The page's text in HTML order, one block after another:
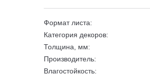
Формат листа:
Категория декоров:
Толщина, мм:
Производитель:
Влагостойкость: